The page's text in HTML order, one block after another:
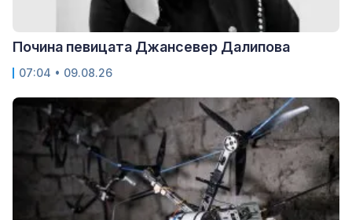
Почина певицата Джансевер Далипова
07:04 • 09.08.26